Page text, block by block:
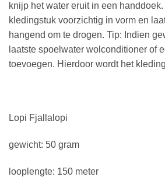
knijp het water eruit in een handdoek.
kledingstuk voorzichtig in vorm en
hangend om te drogen. Tip: Indien
laatste spoelwater wolconditioner of
toevoegen. Hierdoor wordt het
Lopi Fjallalopi
gewicht: 50 gram
looplengte: 150 meter